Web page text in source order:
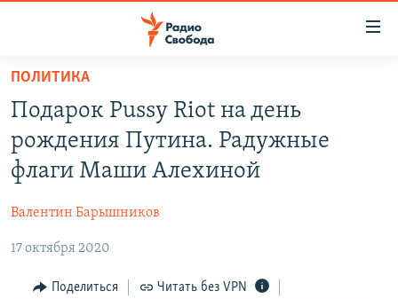
упрощенного
доступа
основному
Вернутся
навигации
ПОДКАСТЫ
АВТОРСКИЕ ПРОЕКТЫ
МНЕНИЯ
КУЛЬТУРА
IDEL.РЕАЛИИ
ПОЛИТИКА
Подарок Pussy Riot на день
рождения Путина. Радужные
флаги Маши Алехиной
Валентин Барышников
17 октября 2020
Поделиться Читать без VPN